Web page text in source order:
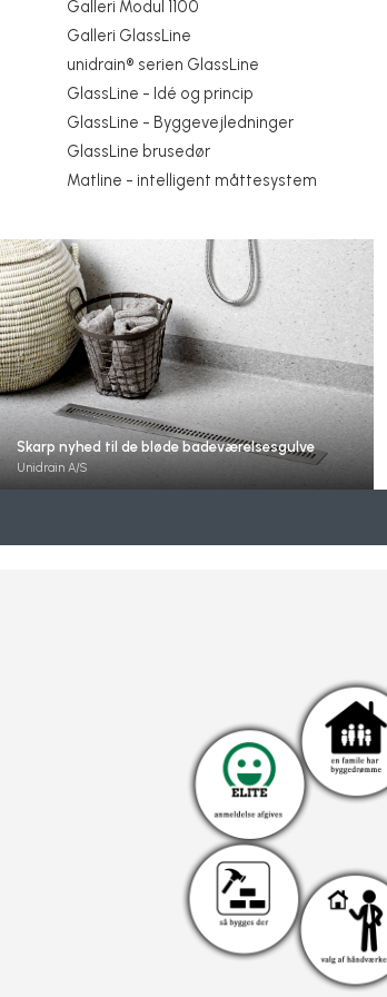
Galleri Modul 1100
Galleri GlassLine
unidrain® serien GlassLine
GlassLine - Idé og princip
GlassLine - Byggevejledninger
GlassLine brusedør
Matline - intelligent måttesystem
Skab det fuldendte badeværelse med store fliser
Skarp nyhed til de bløde badeværelsesgulve
Unidrain A/S
Verdens sikreste linjeafløb
Unidrain A/S